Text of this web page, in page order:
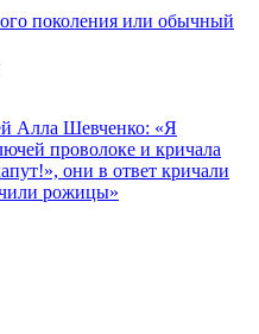
поколения или обычный
Алла Шевченко: «Я
проволоке и кричала
они в ответ кричали
рожицы»